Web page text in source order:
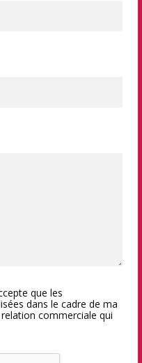
que les
dans le cadre de ma
commerciale qui